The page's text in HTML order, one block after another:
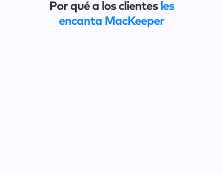
Por qué a los clientes les
encanta MacKeeper